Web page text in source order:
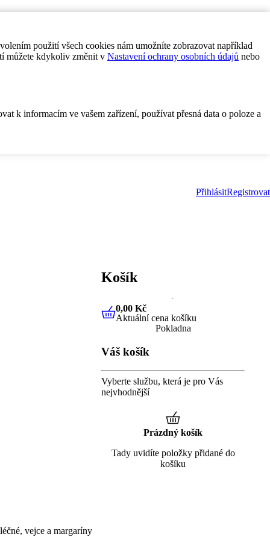
použití všech cookies nám umožníte zobrazovat například
můžete kdykoliv změnit v Nastavení ochrany osobních údajů nebo
k informacím ve vašem zařízení, používat přesná data o poloze a
PřihlásitRegistrovat
vejce a margaríny
Košík
0,00 KčAktuální cena košíku
0,00 Kč
Aktuální cena košíku
Pokladna
Váš košík
Vyberte službu, která je pro Vás
nejvhodnější
Prázdný košík
Tady uvidíte položky přidané do
košíku